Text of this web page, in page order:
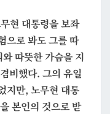
현 대통령을 보좌
으로 봐도 그를 따
따뜻한 가슴을 지
비했다. 그의 유일
지만, 노무현 대통
본인의 것으로 받